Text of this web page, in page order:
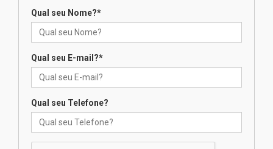
docentes para debater
Professora do Mackenzie é
finalista do Prêmio Jabuti com
Qual seu Nome?*
Qual seu E-mail?*
Qual seu Telefone?